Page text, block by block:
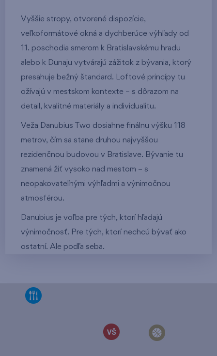
Vyššie stropy, otvorené dispozície,
veľkoformátové okná a dychberúce výhľady od
11. poschodia smerom k Bratislavskému hradu
alebo k Dunaju vytvárajú zážitok z bývania, ktorý
presahuje bežný štandard. Loftové princípy tu
ožívajú v mestskom kontexte – s dôrazom na
detail, kvalitné materiály a individualitu.
Veža Danubius Two dosiahne finálnu výšku 118
metrov, čím sa stane druhou najvyššou
rezidenčnou budovou v Bratislave. Bývanie tu
znamená žiť vysoko nad mestom – s
neopakovateľnými výhľadmi a výnimočnou
atmosférou.
Danubius je voľba pre tých, ktorí hľadajú
výnimočnosť. Pre tých, ktorí nechcú bývať ako
ostatní. Ale podľa seba.